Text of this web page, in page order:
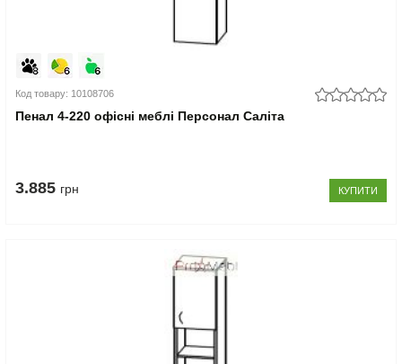
Код товару: 10108706
Пенал 4-220 офісні меблі Персонал Саліта
3.885 грн КУПИТИ